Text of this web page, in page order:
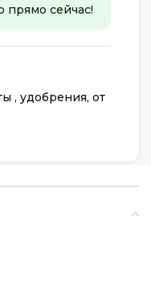
прямо сейчас!
, удобрения, от